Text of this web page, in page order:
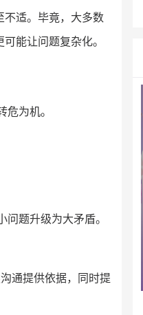
不适。毕竟，大多数
能让问题复杂化。
为机。
题升级为大矛盾。
通提供依据，同时提